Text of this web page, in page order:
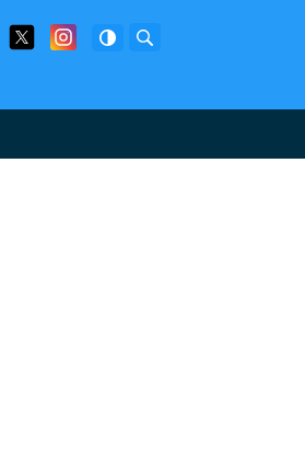
Facebook
Twitter Facebook